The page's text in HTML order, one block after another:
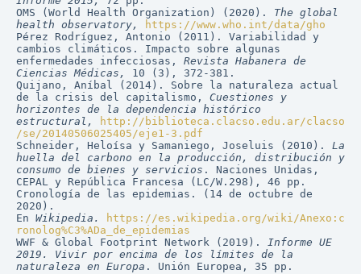
OMS (World Health Organization) (2020). The global
health observatory,
https://www.who.int/data/gho
Pérez Rodríguez, Antonio (2011). Variabilidad y
cambios climáticos. Impacto sobre algunas
enfermedades infecciosas, Revista Habanera de
Ciencias Médicas, 10 (3), 372-381.
Quijano, Aníbal (2014). Sobre la naturaleza actual
de la crisis del capitalismo, Cuestiones y
horizontes de la dependencia histórico
estructural,
http://biblioteca.clacso.edu.ar/clacso
/se/20140506025405/eje1-3.pdf
Schneider, Heloísa y Samaniego, Joseluis (2010). La
huella del carbono en la producción, distribución y
consumo de bienes y servicios .
Naciones Unidas,
CEPAL y República Francesa (LC/W.298), 46 pp.
Cronología de las epidemias. (14 de octubre de
2020).
En Wikipedia.
https://es.wikipedia.org/wiki/Anexo:c
ronolog%C3%ADa_de_epidemias
WWF & Global Footprint Network (2019). Informe UE
2019. Vivir por encima de los límites de la
naturaleza en Europa . Unión Europea, 35 pp.